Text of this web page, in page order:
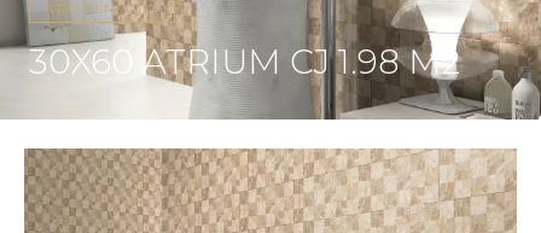
ARQUITECTO
30X60 ATRIUM CJ 1.98 M2